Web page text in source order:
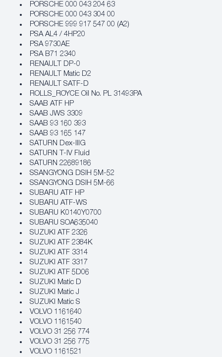
PORSCHE 000 043 204 63
PORSCHE 000 043 304 00
PORSCHE 999 917 547 00 (A2)
PSA AL4 / 4HP20
PSA 9730AE
PSA B71 2340
RENAULT DP-0
RENAULT Matic D2
RENAULT SATF-D
ROLLS_ROYCE Oil No. PL 31493PA
SAAB ATF HP
SAAB JWS 3309
SAAB 93 160 393
SAAB 93 165 147
SATURN Dex-IIIG
SATURN T-IV Fluid
SATURN 22689186
SSANGYONG DSIH 5M-52
SSANGYONG DSIH 5M-66
SUBARU ATF HP
SUBARU ATF-WS
SUBARU K0140Y0700
SUBARU SOA635040
SUZUKI ATF 2326
SUZUKI ATF 2384K
SUZUKI ATF 3314
SUZUKI ATF 3317
SUZUKI ATF 5D06
SUZUKI Matic D
SUZUKI Matic J
SUZUKI Matic S
VOLVO 1161640
VOLVO 1161540
VOLVO 31 256 774
VOLVO 31 256 775
VOLVO 1161521